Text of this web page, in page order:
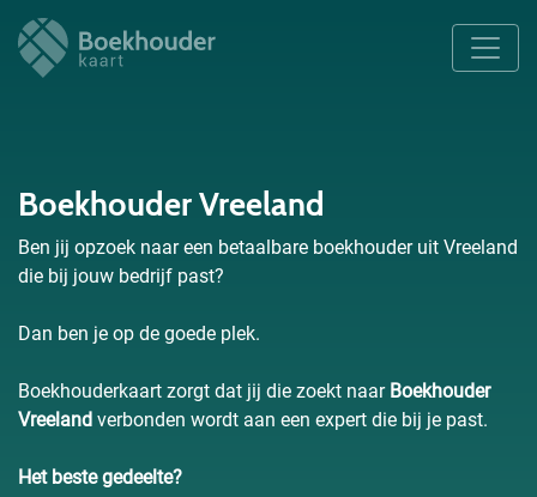
Boekhouder Vreeland
Ben jij opzoek naar een betaalbare boekhouder uit Vreeland
die bij jouw bedrijf past?
Dan ben je op de goede plek.
Boekhouderkaart zorgt dat jij die zoekt naar Boekhouder
Vreeland verbonden wordt aan een expert die bij je past.
Het beste gedeelte?